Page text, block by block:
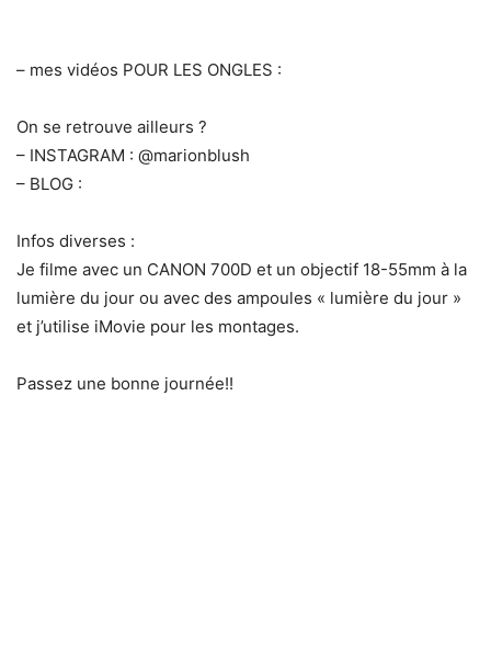
– mes vidéos POUR LES ONGLES :
On se retrouve ailleurs ?
– INSTAGRAM : @marionblush
– BLOG :
Infos diverses :
Je filme avec un CANON 700D et un objectif 18-55mm à la
lumière du jour ou avec des ampoules « lumière du jour »
et j’utilise iMovie pour les montages.
Passez une bonne journée!!